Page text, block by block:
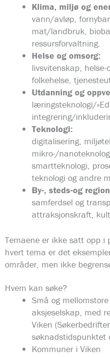
Klima, miljø og
vann/avløp,
mat/landbruk,
ressursforvaltning.
Helse og omsorg:
livsvitenskap, helse-
folkehelse,
Utdanning og
læringsteknologi/
integrering/
Teknologi:
digitalisering,
mikro-/
smartteknologi,
teknologi og andre
By-, steds-og
samferdsel og
attraksjonskraft,
Temaene er ikke satt opp i
hvert tema er det
områder, men ikke
Hvem kan søke?
Små og
aksjeselskap, med
Viken
søknadstidspunktet
Kommuner i Viken